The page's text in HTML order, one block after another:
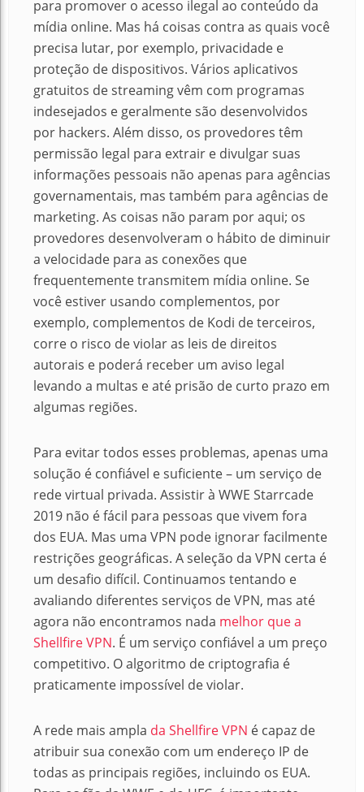
para promover o acesso ilegal ao conteúdo da
mídia online. Mas há coisas contra as quais você
precisa lutar, por exemplo, privacidade e
proteção de dispositivos. Vários aplicativos
gratuitos de streaming vêm com programas
indesejados e geralmente são desenvolvidos
por hackers. Além disso, os provedores têm
permissão legal para extrair e divulgar suas
informações pessoais não apenas para agências
governamentais, mas também para agências de
marketing. As coisas não param por aqui; os
provedores desenvolveram o hábito de diminuir
a velocidade para as conexões que
frequentemente transmitem mídia online. Se
você estiver usando complementos, por
exemplo, complementos de Kodi de terceiros,
corre o risco de violar as leis de direitos
autorais e poderá receber um aviso legal
levando a multas e até prisão de curto prazo em
algumas regiões.
Para evitar todos esses problemas, apenas uma
solução é confiável e suficiente – um serviço de
rede virtual privada. Assistir à WWE Starrcade
2019 não é fácil para pessoas que vivem fora
dos EUA. Mas uma VPN pode ignorar facilmente
restrições geográficas. A seleção da VPN certa é
um desafio difícil. Continuamos tentando e
avaliando diferentes serviços de VPN, mas até
agora não encontramos nada melhor que a
Shellfire VPN. É um serviço confiável a um preço
competitivo. O algoritmo de criptografia é
praticamente impossível de violar.
A rede mais ampla da Shellfire VPN é capaz de
atribuir sua conexão com um endereço IP de
todas as principais regiões, incluindo os EUA.